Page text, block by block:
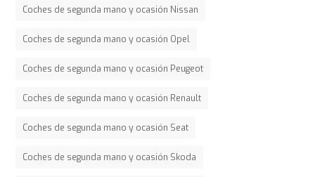
Coches de segunda mano y ocasión Nissan
Coches de segunda mano y ocasión Opel
Coches de segunda mano y ocasión Peugeot
Coches de segunda mano y ocasión Renault
Coches de segunda mano y ocasión Seat
Coches de segunda mano y ocasión Skoda